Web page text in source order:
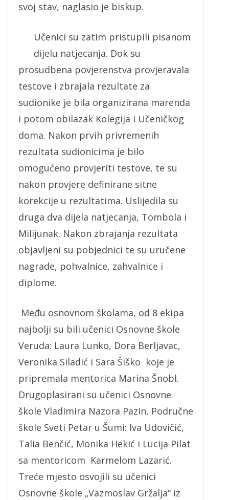
svoj stav, naglasio je biskup.
Učenici su zatim pristupili pisanom
dijelu natjecanja. Dok su
prosudbena povjerenstva provjeravala
testove i zbrajala rezultate za
sudionike je bila organizirana marenda
i potom obilazak Kolegija i Učeničkog
doma. Nakon prvih privremenih
rezultata sudionicima je bilo
omogućeno provjeriti testove, te su
nakon provjere definirane sitne
korekcije u rezultatima. Uslijedila su
druga dva dijela natjecanja, Tombola i
Milijunak. Nakon zbrajanja rezultata
objavljeni su pobjednici te su uručene
nagrade, pohvalnice, zahvalnice i
diplome.
Među osnovnom školama, od 8 ekipa
najbolji su bili učenici Osnovne škole
Veruda: Laura Lunko, Dora Berljavac,
Veronika Siladić i Sara Šiško koje je
pripremala mentorica Marina Šnobl.
Drugoplasirani su učenici Osnovne
škole Vladimira Nazora Pazin, Područne
škole Sveti Petar u Šumi: Iva Udovičić,
Talia Benčić, Monika Hekić i Lucija Pilat
sa mentoricom Karmelom Lazarić.
Treće mjesto osvojili su učenici
Osnovne škole „Vazmoslav Gržalja“ iz